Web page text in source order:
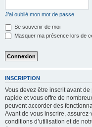
J’ai oublié mon mot de passe
Se souvenir de moi
Masquer ma présence lors de
INSCRIPTION
Vous devez être inscrit avant
rapide et vous offre de
peuvent accorder des
Avant de vous inscrire,
conditions d’utilisation et de